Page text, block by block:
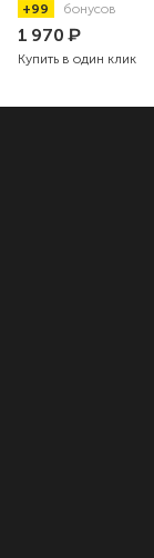
+99 бонусов
1 970₽
Купить в один клик